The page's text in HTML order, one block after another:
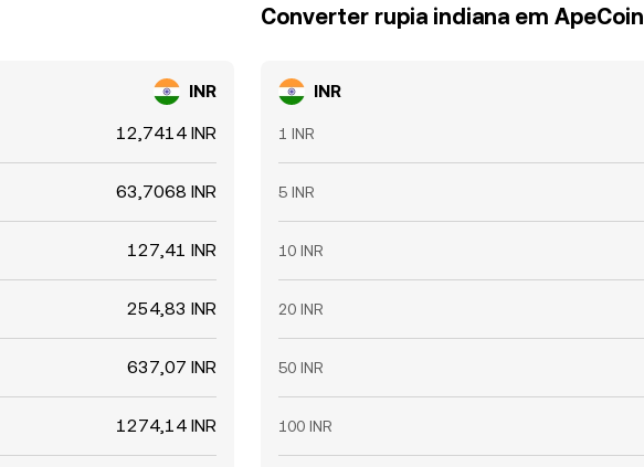
INR
12,7414 INR
63,7068 INR
127,41 INR
254,83 INR
637,07 INR
1274,14 INR
Converter rupia indiana em ApeCoin
INR
1 INR
5 INR
10 INR
20 INR
50 INR
100 INR